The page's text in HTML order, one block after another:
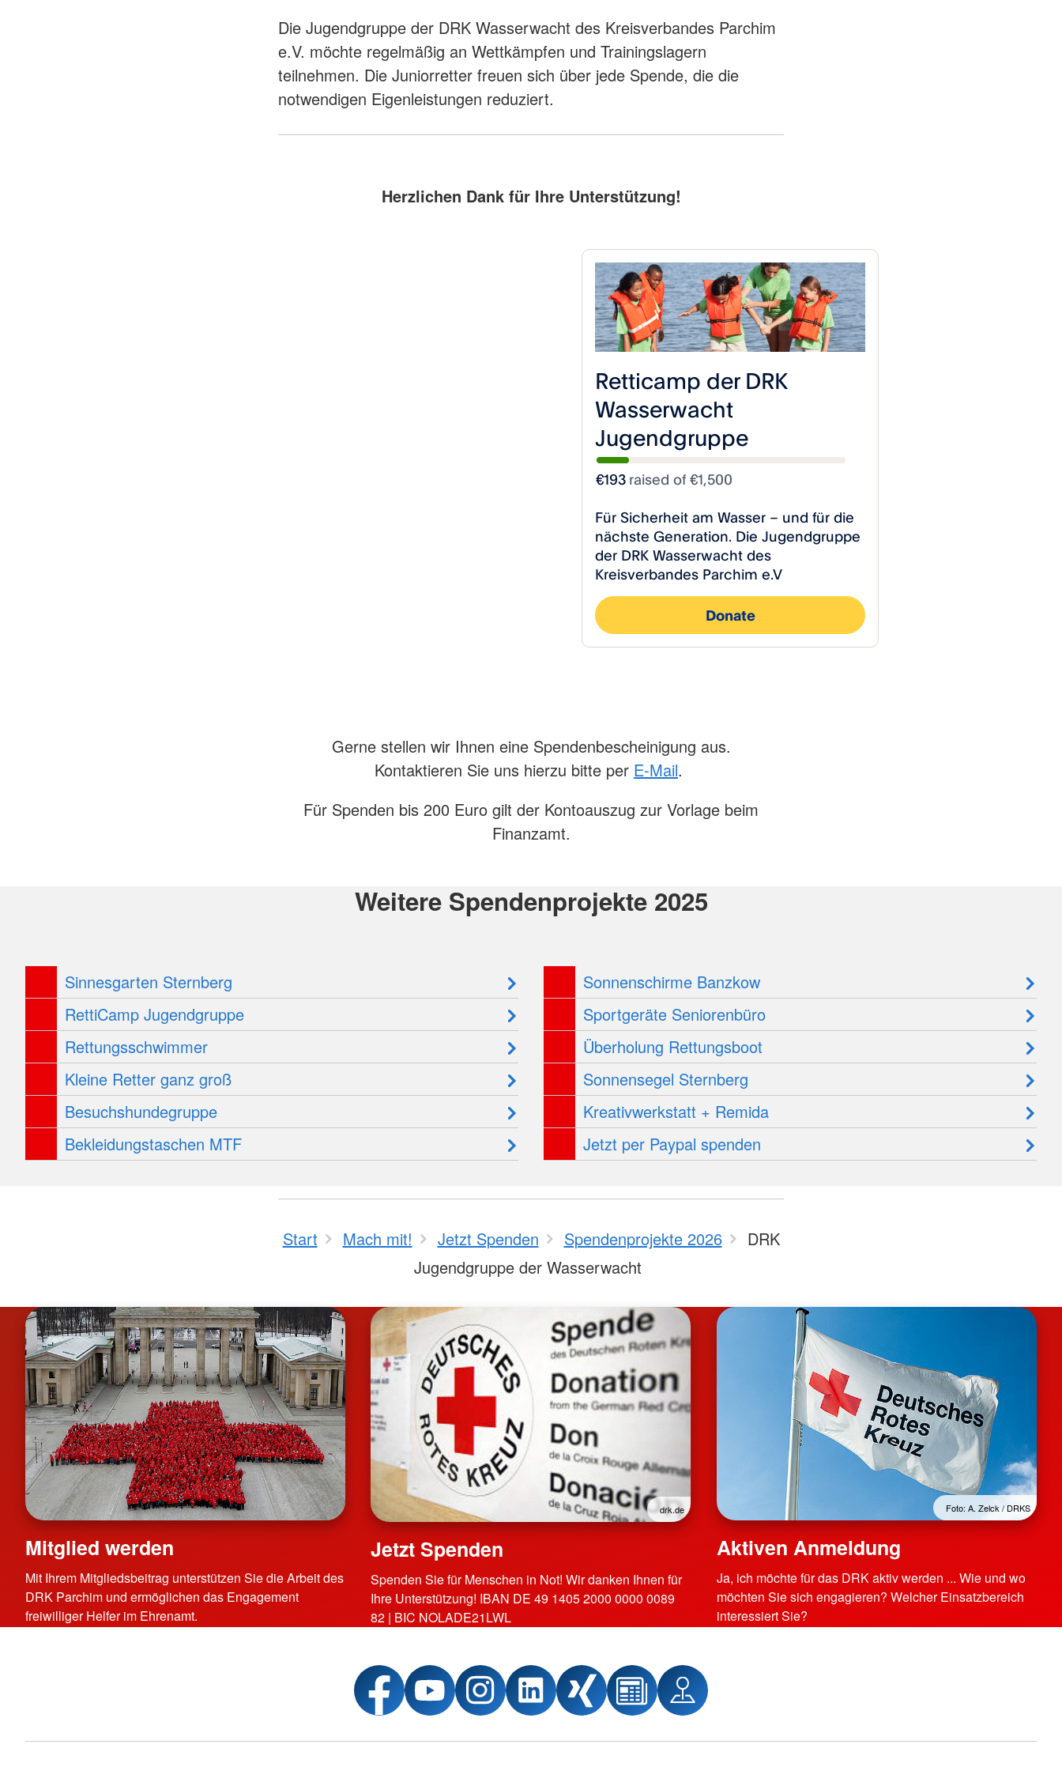
Die Jugendgruppe der DRK Wasserwacht des Kreisverbandes Parchim
e.V. möchte regelmäßig an Wettkämpfen und Trainingslagern
teilnehmen. Die Juniorretter freuen sich über jede Spende, die die
notwendigen Eigenleistungen reduziert.
Herzlichen Dank für Ihre Unterstützung!
Gerne stellen wir Ihnen eine Spendenbescheinigung aus.
Kontaktieren Sie uns hierzu bitte per E-Mail.
Für Spenden bis 200 Euro gilt der Kontoauszug zur Vorlage beim
Finanzamt.
Weitere Spendenprojekte 2025
Sinnesgarten Sternberg
RettiCamp Jugendgruppe
Rettungsschwimmer
Kleine Retter ganz groß
Besuchshundegruppe
Bekleidungstaschen MTF
Sonnenschirme Banzkow
Sportgeräte Seniorenbüro
Überholung Rettungsboot
Sonnensegel Sternberg
Kreativwerkstatt + Remida
Jetzt per Paypal spenden
Start Mach mit! Jetzt Spenden Spendenprojekte 2026
DRK
Jugendgruppe der Wasserwacht
Mitglied werden
Mit Ihrem Mitgliedsbeitrag unterstützen Sie die Arbeit des
DRK Parchim und ermöglichen das Engagement
freiwilliger Helfer im Ehrenamt.
drk.de
Jetzt Spenden
Spenden Sie für Menschen in Not! Wir danken Ihnen für
Ihre Unterstützung! IBAN DE 49 1405 2000 0000 0089
82 | BIC NOLADE21LWL
Foto: A. Zelck / DRKS
Aktiven Anmeldung
Ja, ich möchte für das DRK aktiv werden ... Wie und wo
möchten Sie sich engagieren? Welcher Einsatzbereich
interessiert Sie?